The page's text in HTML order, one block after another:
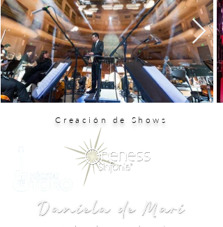
Creación de Shows